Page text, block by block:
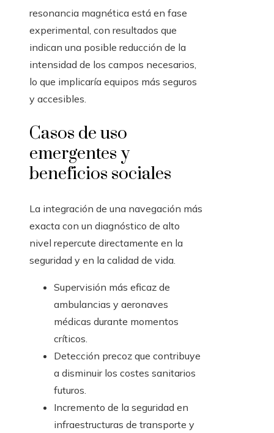
resonancia magnética está en fase
experimental, con resultados que
indican una posible reducción de la
intensidad de los campos necesarios,
lo que implicaría equipos más seguros
y accesibles.
Casos de uso
emergentes y
beneficios sociales
La integración de una navegación más
exacta con un diagnóstico de alto
nivel repercute directamente en la
seguridad y en la calidad de vida.
Supervisión más eficaz de
ambulancias y aeronaves
médicas durante momentos
críticos.
Detección precoz que contribuye
a disminuir los costes sanitarios
futuros.
Incremento de la seguridad en
infraestructuras de transporte y